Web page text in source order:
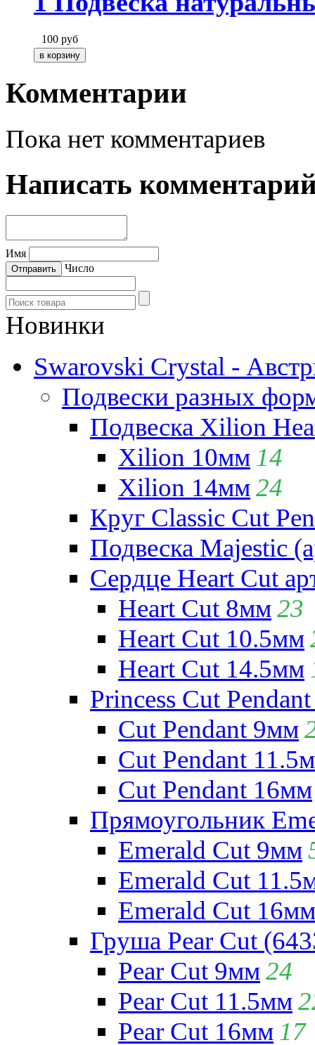
100 руб
Комментарии
Пока нет комментариев
Написать
Имя
Число
Новинки
Swarovski Crystal -
Подвески разных
Подвеска Xilion
Xilion 10мм 14
Xilion 14мм24
Круг Classic Cut
Подвеска Majestic
Сердце Heart Cut
Heart Cut 8мм23
Heart Cut 10.5мм
Heart Cut 14.5мм
Princess Cut
Cut Pendant 9мм
Cut Pendant
Cut Pendant 16мм
Прямоугольник
Emerald Cut 9мм
Emerald Cut
Emerald Cut 16мм
Груша Pear Cut
Pear Cut 9мм24
Pear Cut 11.5мм
Pear Cut 16мм 17